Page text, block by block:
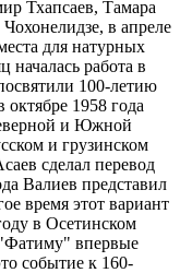
Тхапсаев, Тамара
в апреле
для натурных
началась работа в
100-летию
1958 года
и Южной
и грузинском
сделал перевод
Валиев представил
время этот вариант
в Осетинском
"Фатиму" впервые
событие к 160-